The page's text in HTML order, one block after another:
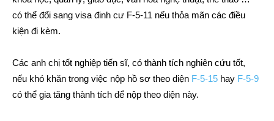
có thể đổi sang visa đinh cư F-5-11 nếu thỏa mãn các điều
kiện đi kèm.
Các anh chị tốt nghiệp tiến sĩ, có thành tích nghiên cứu tốt,
nếu khó khăn trong việc nộp hồ sơ theo diện F-5-15 hay F-5-9
có thể gia tăng thành tích để nộp theo diện này.